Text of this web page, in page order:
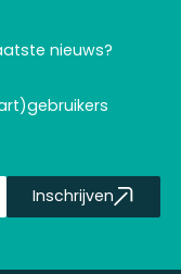
nieuws?
Inschrijven